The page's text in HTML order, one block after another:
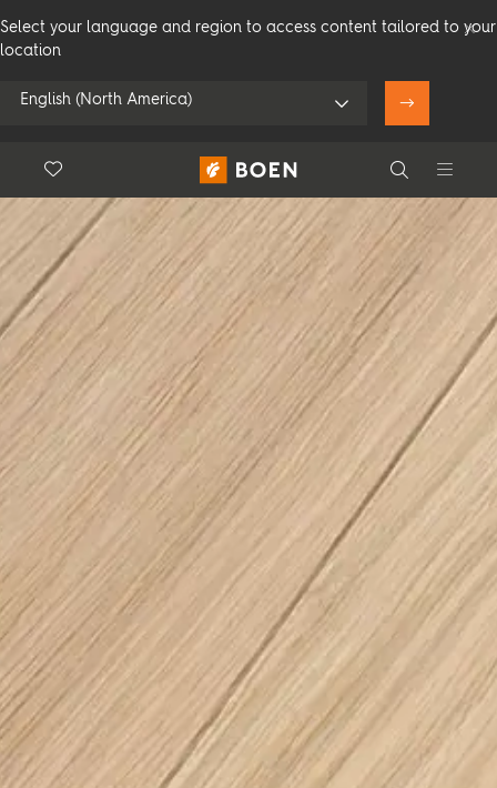
Select your language and region to access content tailored to your
location
English (North America)
Naudoti lokaciją
Peržiūrėkite visus platintojus
Search
Search
Floor.Wishlist
Vartotojams Profesionalams
Gaminiai
Įkvėpimui
Tvarumas
Tech. informacija
Sekite mus: